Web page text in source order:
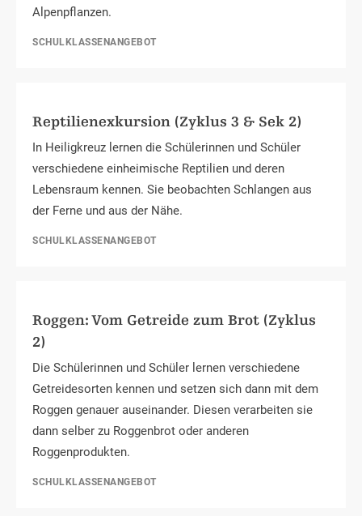
Alpenpflanzen.
SCHULKLASSENANGEBOT
Reptilienexkursion (Zyklus 3 & Sek 2)
In Heiligkreuz lernen die Schülerinnen und Schüler
verschiedene einheimische Reptilien und deren
Lebensraum kennen. Sie beobachten Schlangen aus
der Ferne und aus der Nähe.
SCHULKLASSENANGEBOT
Roggen: Vom Getreide zum Brot (Zyklus
2)
Die Schülerinnen und Schüler lernen verschiedene
Getreidesorten kennen und setzen sich dann mit dem
Roggen genauer auseinander. Diesen verarbeiten sie
dann selber zu Roggenbrot oder anderen
Roggenprodukten.
SCHULKLASSENANGEBOT